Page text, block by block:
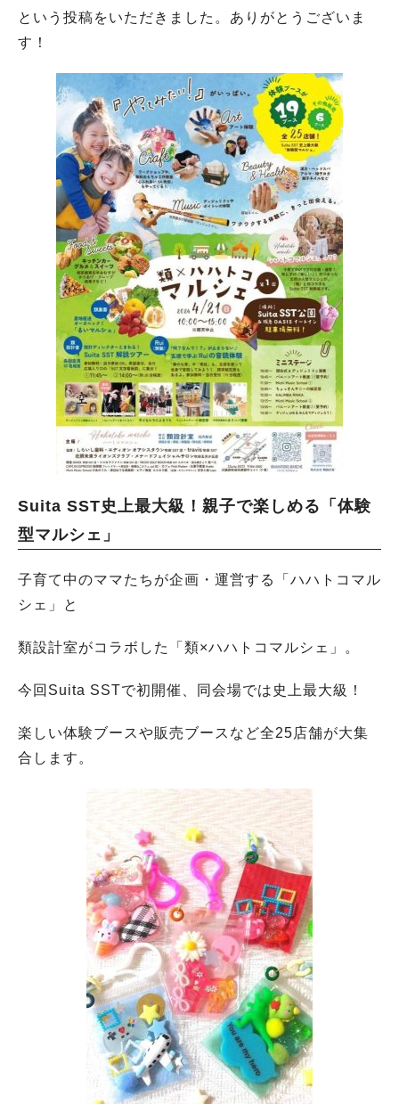
という投稿をいただきました。ありがとうございま
す！
Suita SST史上最大級！親子で楽しめる「体験
型マルシェ」
子育て中のママたちが企画・運営する「ハハトコマル
シェ」と
類設計室がコラボした「類×ハハトコマルシェ」。
今回Suita SSTで初開催、同会場では史上最大級！
楽しい体験ブースや販売ブースなど全25店舗が大集
合します。